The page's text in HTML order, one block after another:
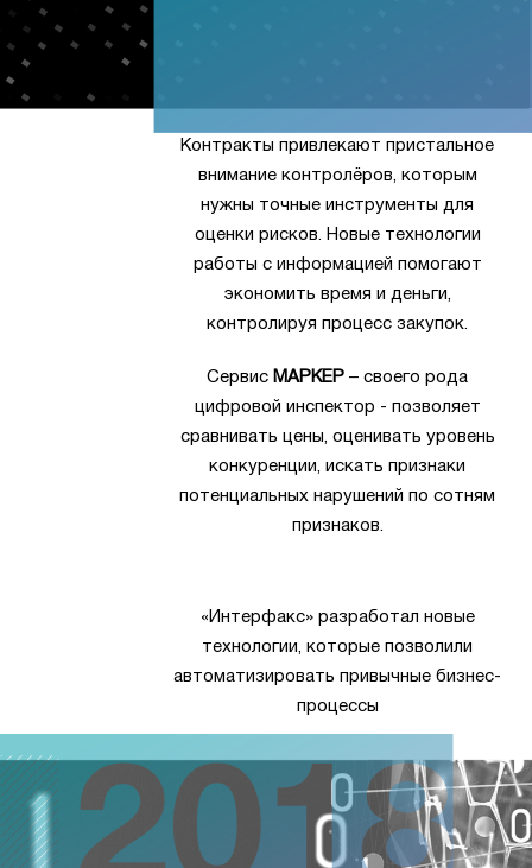
Контракты привлекают пристальное
внимание контролёров, которым
нужны точные инструменты для
оценки рисков. Новые технологии
работы с информацией помогают
экономить время и деньги,
контролируя процесс закупок.
Сервис МАРКЕР – своего рода
цифровой инспектор - позволяет
сравнивать цены, оценивать уровень
конкуренции, искать признаки
потенциальных нарушений по сотням
признаков.
«Интерфакс» разработал новые
технологии, которые позволили
автоматизировать привычные бизнес-
процессы